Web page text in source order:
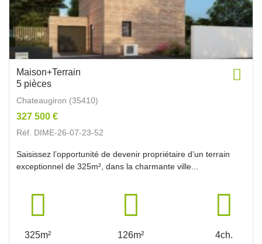
Maison+Terrain
5 pièces
Chateaugiron (35410)
327 500 €
Réf. DIME-26-07-23-52
Saisissez l’opportunité de devenir propriétaire d’un terrain
exceptionnel de 325m², dans la charmante ville...
325m² 126m² 4ch.